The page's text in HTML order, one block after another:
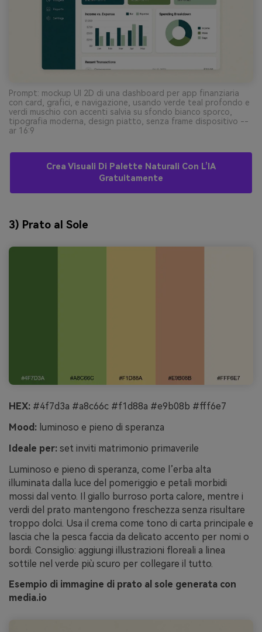
Prompt: mockup UI 2D di una dashboard per app finanziaria
con card, grafici, e navigazione, usando verde teal profondo e
verdi muschio con accenti salvia su sfondo bianco sporco,
tipografia moderna, design piatto, senza frame dispositivo --
ar 16:9
Crea Visuali Di Palette Naturali Con L’IA
Gratuitamente
3) Prato al Sole
HEX: #4f7d3a #a8c66c #f1d88a #e9b08b #fff6e7
Mood: luminoso e pieno di speranza
Ideale per: set inviti matrimonio primaverile
Luminoso e pieno di speranza, come l’erba alta
illuminata dalla luce del pomeriggio e petali morbidi
mossi dal vento. Il giallo burroso porta calore, mentre i
verdi del prato mantengono freschezza senza risultare
troppo dolci. Usa il crema come tono di carta principale e
lascia che la pesca faccia da delicato accento per nomi o
bordi. Consiglio: aggiungi illustrazioni floreali a linea
sottile nel verde più scuro per collegare il tutto.
Esempio di immagine di prato al sole generata con
media.io